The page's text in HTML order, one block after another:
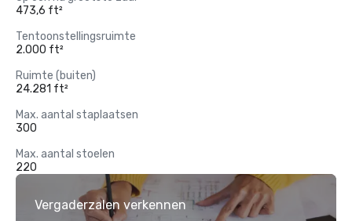
473,6 ft²
Tentoonstellingsruimte
2.000 ft²
Ruimte (buiten)
24.281 ft²
Max. aantal staplaatsen
300
Max. aantal stoelen
220
Vergaderzalen verkennen